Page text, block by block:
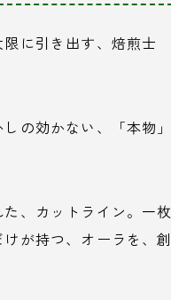
に引き出す、焙煎士
の効かない、「本物」
、カットライン。一枚
が持つ、オーラを、創